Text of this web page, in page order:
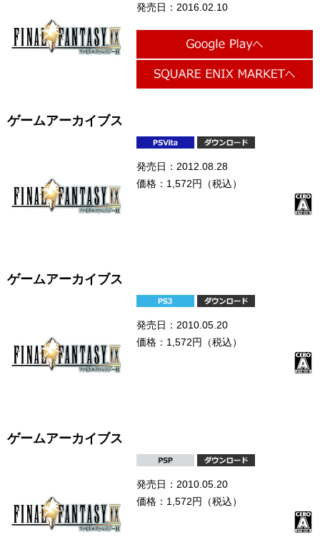
発売日：2016.02.10
ゲームアーカイブス
発売日：2012.08.28
価格：1,572円（税込）
ゲームアーカイブス
発売日：2010.05.20
価格：1,572円（税込）
ゲームアーカイブス
発売日：2010.05.20
価格：1,572円（税込）